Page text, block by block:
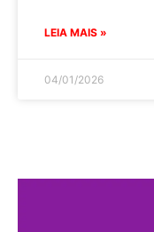
LEIA MAIS »
04/01/2026